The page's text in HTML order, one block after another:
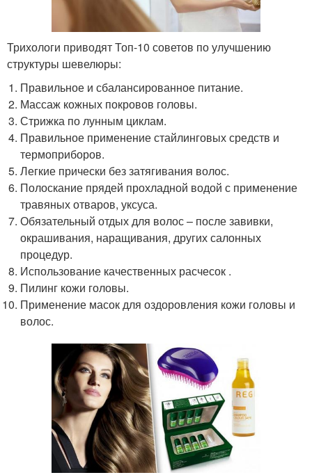
Трихологи приводят Топ-10 советов по улучшению
структуры шевелюры:
Правильное и сбалансированное питание.
Массаж кожных покровов головы.
Стрижка по лунным циклам.
Правильное применение стайлинговых средств и
термоприборов.
Легкие прически без затягивания волос.
Полоскание прядей прохладной водой с применение
травяных отваров, уксуса.
Обязательный отдых для волос – после завивки,
окрашивания, наращивания, других салонных
процедур.
Использование качественных расчесок .
Пилинг кожи головы.
Применение масок для оздоровления кожи головы и
волос.